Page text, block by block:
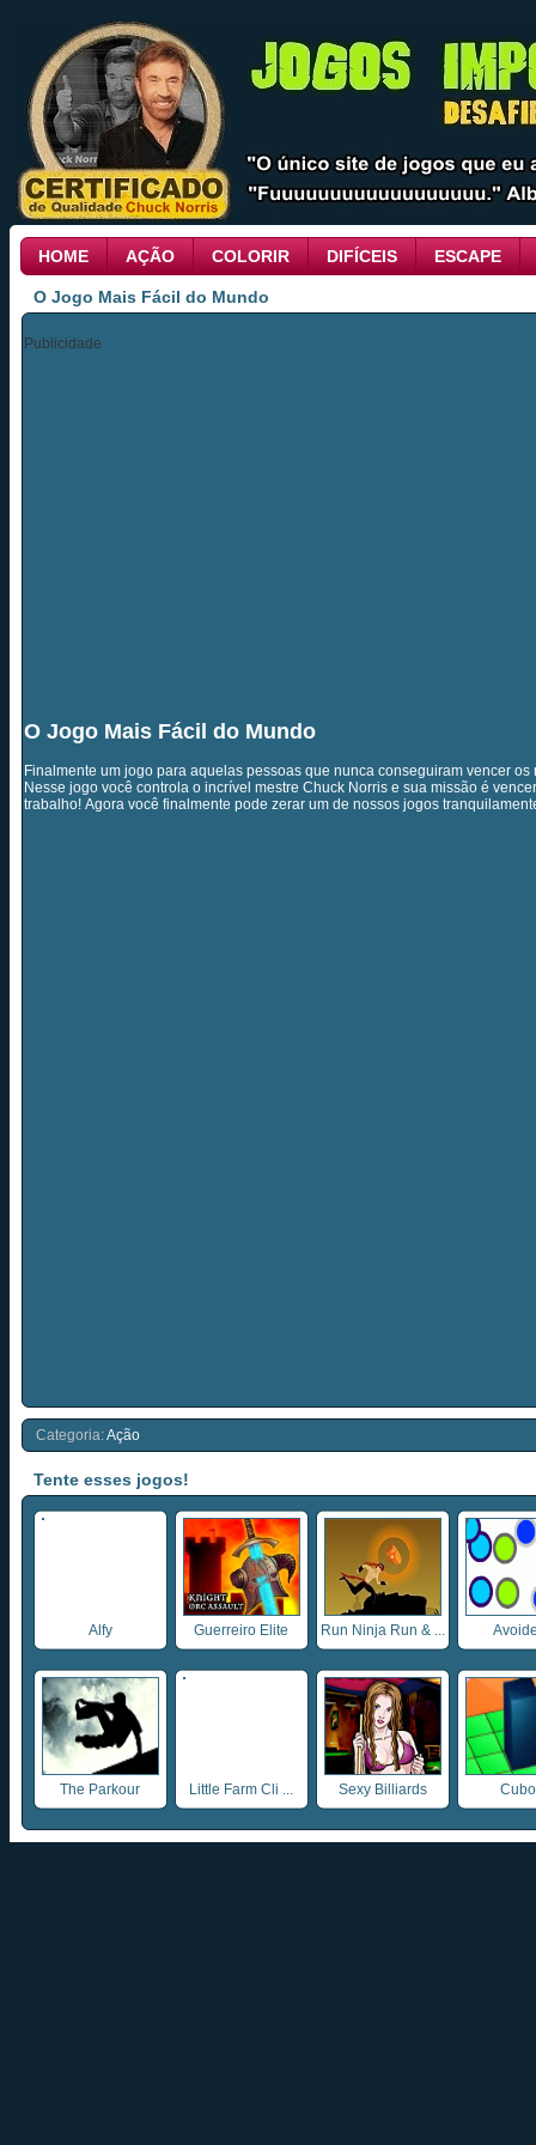
HOME AÇÃO COLORIR DIFÍCEIS ESCAPE
O Jogo Mais Fácil do Mundo
Publicidade
O Jogo Mais Fácil do Mundo
Finalmente um jogo para aquelas pessoas que nunca conseguiram vencer
Nesse jogo você controla o incrível mestre Chuck Norris e sua missão é
trabalho! Agora você finalmente pode zerar um de nossos jogos
Categoria:Ação
Tente esses jogos!
Alfy Guerreiro Elite Run Ninja Run & ...
The Parkour Little Farm Cli ... Sexy Billiards